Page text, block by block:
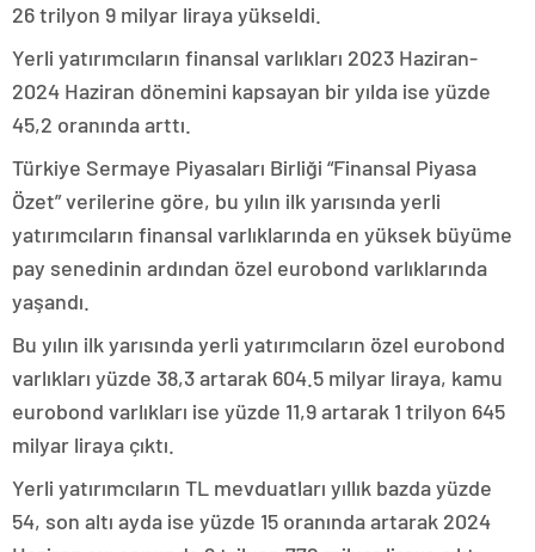
26 trilyon 9 milyar liraya yükseldi.
Yerli yatırımcıların finansal varlıkları 2023 Haziran-
2024 Haziran dönemini kapsayan bir yılda ise yüzde
45,2 oranında arttı.
Türkiye Sermaye Piyasaları Birliği “Finansal Piyasa
Özet” verilerine göre, bu yılın ilk yarısında yerli
yatırımcıların finansal varlıklarında en yüksek büyüme
pay senedinin ardından özel eurobond varlıklarında
yaşandı.
Bu yılın ilk yarısında yerli yatırımcıların özel eurobond
varlıkları yüzde 38,3 artarak 604.5 milyar liraya, kamu
eurobond varlıkları ise yüzde 11,9 artarak 1 trilyon 645
milyar liraya çıktı.
Yerli yatırımcıların TL mevduatları yıllık bazda yüzde
54, son altı ayda ise yüzde 15 oranında artarak 2024